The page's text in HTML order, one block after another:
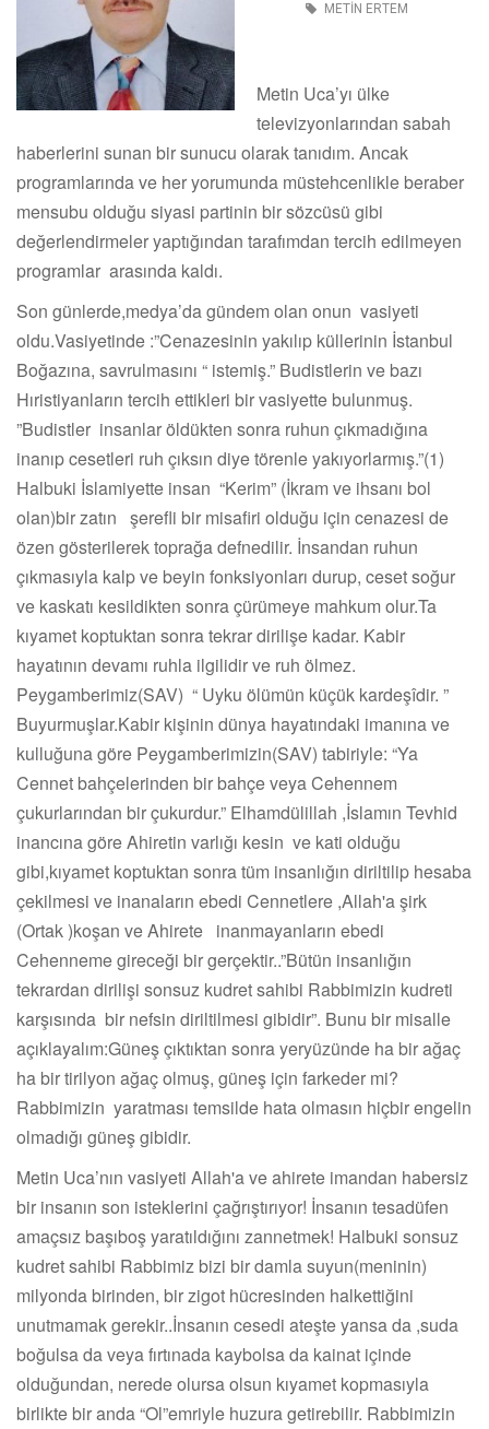
METİN ERTEM
Metin Uca’yı ülke
televizyonlarından sabah
haberlerini sunan bir sunucu olarak tanıdım. Ancak
programlarında ve her yorumunda müstehcenlikle beraber
mensubu olduğu siyasi partinin bir sözcüsü gibi
değerlendirmeler yaptığından tarafımdan tercih edilmeyen
programlar arasında kaldı.
Son günlerde,medya’da gündem olan onun vasiyeti
oldu.Vasiyetinde :”Cenazesinin yakılıp küllerinin İstanbul
Boğazına, savrulmasını “ istemiş.” Budistlerin ve bazı
Hıristiyanların tercih ettikleri bir vasiyette bulunmuş.
”Budistler insanlar öldükten sonra ruhun çıkmadığına
inanıp cesetleri ruh çıksın diye törenle yakıyorlarmış.”(1)
Halbuki İslamiyette insan “Kerim” (İkram ve ihsanı bol
olan)bir zatın şerefli bir misafiri olduğu için cenazesi de
özen gösterilerek toprağa defnedilir. İnsandan ruhun
çıkmasıyla kalp ve beyin fonksiyonları durup, ceset soğur
ve kaskatı kesildikten sonra çürümeye mahkum olur.Ta
kıyamet koptuktan sonra tekrar dirilişe kadar. Kabir
hayatının devamı ruhla ilgilidir ve ruh ölmez.
Peygamberimiz(SAV) “ Uyku ölümün küçük kardeşîdir. ”
Buyurmuşlar.Kabir kişinin dünya hayatındaki imanına ve
kulluğuna göre Peygamberimizin(SAV) tabiriyle: “Ya
Cennet bahçelerinden bir bahçe veya Cehennem
çukurlarından bir çukurdur.” Elhamdülillah ,İslamın Tevhid
inancına göre Ahiretin varlığı kesin ve kati olduğu
gibi,kıyamet koptuktan sonra tüm insanlığın diriltilip hesaba
çekilmesi ve inanaların ebedi Cennetlere ,Allah'a şirk
(Ortak )koşan ve Ahirete inanmayanların ebedi
Cehenneme gireceği bir gerçektir..”Bütün insanlığın
tekrardan dirilişi sonsuz kudret sahibi Rabbimizin kudreti
karşısında bir nefsin diriltilmesi gibidir”. Bunu bir misalle
açıklayalım:Güneş çıktıktan sonra yeryüzünde ha bir ağaç
ha bir tirilyon ağaç olmuş, güneş için farkeder mi?
Rabbimizin yaratması temsilde hata olmasın hiçbir engelin
olmadığı güneş gibidir.
Metin Uca’nın vasiyeti Allah'a ve ahirete imandan habersiz
bir insanın son isteklerini çağrıştırıyor! İnsanın tesadüfen
amaçsız başıboş yaratıldığını zannetmek! Halbuki sonsuz
kudret sahibi Rabbimiz bizi bir damla suyun(meninin)
milyonda birinden, bir zigot hücresinden halkettiğini
unutmamak gerekir..İnsanın cesedi ateşte yansa da ,suda
boğulsa da veya fırtınada kaybolsa da kainat içinde
olduğundan, nerede olursa olsun kıyamet kopmasıyla
birlikte bir anda “Ol”emriyle huzura getirebilir. Rabbimizin